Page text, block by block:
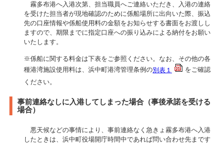
霧多布港へ入港次第、担当職員へご連絡いただき、入港の連絡
を受けた担当者が現地確認のために係船場所に出向いた際、振込
先の口座情報や係船使用料の金額をお知らせする書面をお渡しし
ますので、期限までに指定口座への振り込みによる納付をお願い
いたします。
※係船に関する料金は下表をご参照ください。なお、その他の各
種港湾施設使用料は、浜中町港湾管理条例の別表１
をご確認
ください。
事前連絡なしに入港してしまった場合（事後承諾を受ける
場合）
悪天候などの事情により、事前連絡なく急きょ霧多布港へ入港
したときは、浜中町役場開庁時間中であれば問い合わせ先まです